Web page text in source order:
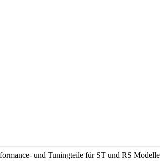
und Tuningteile für ST und RS Modelle